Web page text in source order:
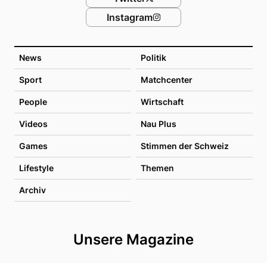
News Politik
Sport Matchcenter
People Wirtschaft
Videos Nau Plus
Games Stimmen der Schweiz
Lifestyle Themen
Archiv
Unsere Magazine
Instagram